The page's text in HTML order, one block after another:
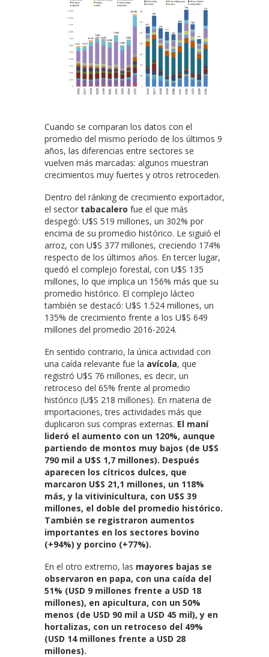
Cuando se comparan los datos con el
promedio del mismo período de los últimos 9
años, las diferencias entre sectores se
vuelven más marcadas: algunos muestran
crecimientos muy fuertes y otros retroceden.
Dentro del ránking de crecimiento exportador,
el sector tabacalero fue el que más
despegó: U$S 519 millones, un 302% por
encima de su promedio histórico. Le siguió el
arroz, con U$S 377 millones, creciendo 174%
respecto de los últimos años. En tercer lugar,
quedó el complejo forestal, con U$S 135
millones, lo que implica un 156% más que su
promedio histórico. El complejo lácteo
también se destacó: U$S 1.524 millones, un
135% de crecimiento frente a los U$S 649
millones del promedio 2016-2024.
En sentido contrario, la única actividad con
una caída relevante fue la avícola, que
registró U$S 76 millones, es decir, un
retroceso del 65% frente al promedio
histórico (U$S 218 millones). En materia de
importaciones, tres actividades más que
duplicaron sus compras externas. El maní
lideró el aumento con un 120%, aunque
partiendo de montos muy bajos (de U$S
790 mil a U$S 1,7 millones). Después
aparecen los cítricos dulces, que
marcaron U$S 21,1 millones, un 118%
más, y la vitivinicultura, con U$S 39
millones, el doble del promedio histórico.
También se registraron aumentos
importantes en los sectores bovino
(+94%) y porcino (+77%).
En el otro extremo, las mayores bajas se
observaron en papa, con una caída del
51% (USD 9 millones frente a USD 18
millones), en apicultura, con un 50%
menos (de USD 90 mil a USD 45 mil), y en
hortalizas, con un retroceso del 49%
(USD 14 millones frente a USD 28
millones).